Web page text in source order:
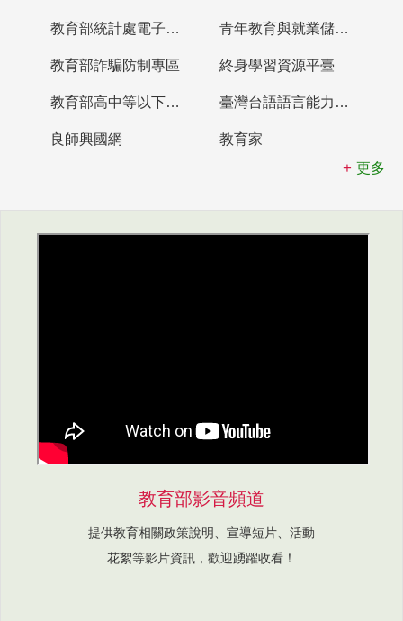
教育部統計處電子書櫃 青年教育與就業儲蓄帳戶
教育部詐騙防制專區 終身學習資源平臺
教育部高中等以下學校及幼兒園教師資格檢定考試 臺灣台語語言能力認證網站
良師興國網
教育家
更多
教育部影音頻道
提供教育相關政策說明、宣導短片、活動
花絮等影片資訊，歡迎踴躍收看！